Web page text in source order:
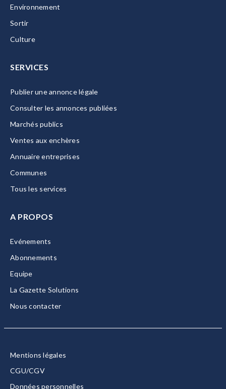
Environnement
Sortir
Culture
SERVICES
Publier une annonce légale
Consulter les annonces publiées
Marchés publics
Ventes aux enchères
Annuaire entreprises
Communes
Tous les services
A PROPOS
Evénements
Abonnements
Equipe
La Gazette Solutions
Nous contacter
Mentions légales
CGU/CGV
Données personnelles